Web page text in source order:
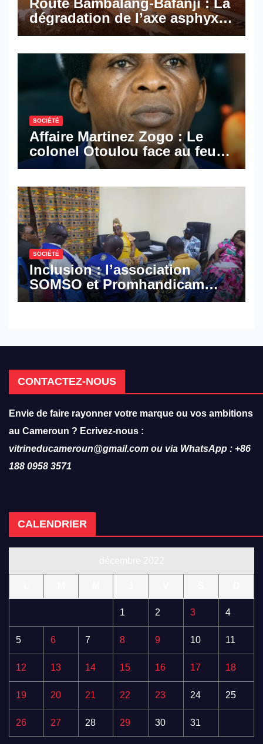
Route Bambalang-Bafanji : La
dégradation de l’axe asphyxie
les activités économiques
SOCIÉTÉ
Affaire Martinez Zogo : Le
colonel Otoulou face au feu
croisé des avocats de la
SOCIÉTÉ
Inclusion : l’association
SOMSO et Promhandicam
militent en faveur d’une
CONTACTEZ-NOUS
Envie de faire rayonner votre marque ou vos ambitions
au Cameroun ? Ecrivez-nous :
vitrineducameroun@gmail.com ou via WhatsApp : +86
188 0958 3571
CALENDRIER
1 2 3 4
5 6 7 8 9 10 11
12 13 14 15 16 17 18
19 20 21 22 23 24 25
26 27 28 29 30 31